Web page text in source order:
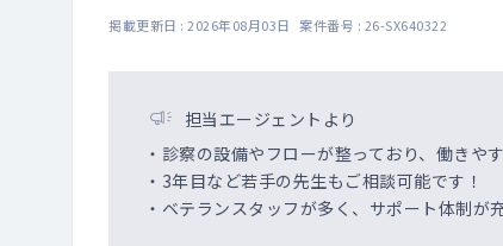
掲載更新日 : 2026年08月03日 案件番号 : 26-SX640322
担当エージェントより
・診察の設備やフローが整っており、働きや
・3年目など若手の先生もご相談可能です！
・ベテランスタッフが多く、サポート体制が